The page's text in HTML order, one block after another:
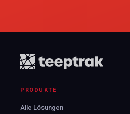
PRODUKTE
Alle Lösungen